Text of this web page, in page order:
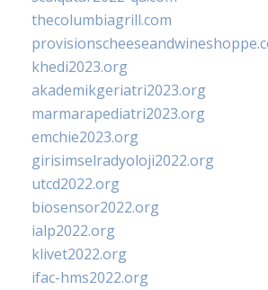
thecolumbiagrill.com
khedi2023.org
akademikgeriatri2023.org
marmarapediatri2023.org
emchie2023.org
girisimselradyoloji2022.org
utcd2022.org
biosensor2022.org
ialp2022.org
klivet2022.org
ifac-hms2022.org